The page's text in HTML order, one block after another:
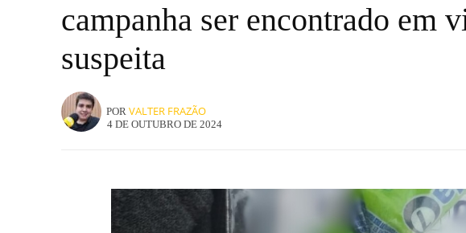
campanha ser encontrado em
suspeita
POR VALTER FRAZÃO
4 DE OUTUBRO DE 2024